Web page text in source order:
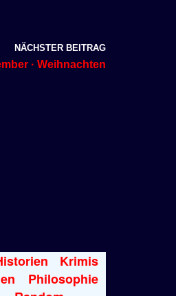
NÄCHSTER BEITRAG
· Weihnachten
Krimis
Philosophie